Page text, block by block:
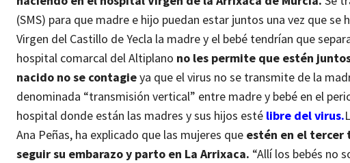
(SMS) para que madre e hijo puedan estar juntos una vez que se
Virgen del Castillo de Yecla la madre y el bebé tendrían que
hospital comarcal del Altiplano no les permite que estén
nacido no se contagieya que el virus no se transmite de la
denominada “transmisión vertical” entre madre y bebé en el
hospital donde están las madres y sus hijos esté libre del virus.
Ana Peñas, ha explicado que las mujeres que estén en el tercer
seguir su embarazo y parto en La Arrixaca. “Allí los bebés no